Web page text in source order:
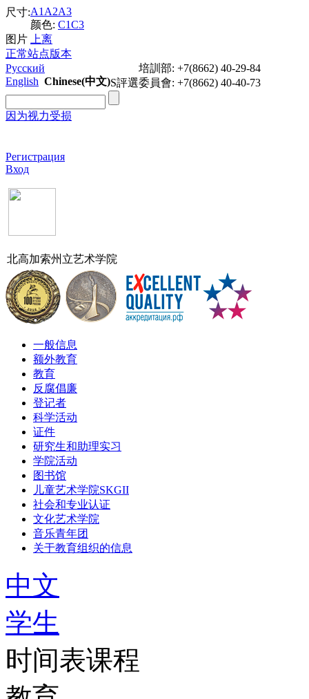
尺寸:A1 A2A3
颜色: C1C3
图片
上离
正常站点版本
Русский
English Chinese(中文)
培訓部: +7(8662) 40-29-84
S評選委員會: +7(8662) 40-40-73
因为视力受损
Регистрация
Вход
北高加索州立艺术学院
一般信息
额外教育
教育
反腐倡廉
登记者
科学活动
证件
研究生和助理实习
学院活动
图书馆
儿童艺术学院SKGII
社会和专业认证
文化艺术学院
音乐青年团
关于教育组织的信息
中文
学生
时间表课程